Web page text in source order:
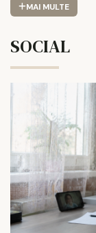
MAI MULTE
SOCIAL